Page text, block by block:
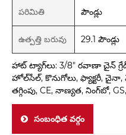
పరిమితి
పౌండ్లు
ఉత్పత్తి బరువు 29.1 పౌండ్లు
హాట్ ట్యాగ్‌లు: 3/8" రవాణా చైన్
హోల్‌సేల్, కొనుగోలు, ఫ్యాక్టరీ,
తగ్గింపు, CE, నాణ్యత, నింగ్‌బో,
సంబంధిత వర్గం